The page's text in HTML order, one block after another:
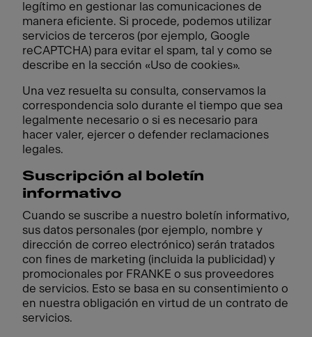
legítimo en gestionar las comunicaciones de
manera eficiente. Si procede, podemos utilizar
servicios de terceros (por ejemplo, Google
reCAPTCHA) para evitar el spam, tal y como se
describe en la sección «Uso de cookies».
Una vez resuelta su consulta, conservamos la
correspondencia solo durante el tiempo que sea
legalmente necesario o si es necesario para
hacer valer, ejercer o defender reclamaciones
legales.
Suscripción al boletín
informativo
Cuando se suscribe a nuestro boletín informativo,
sus datos personales (por ejemplo, nombre y
dirección de correo electrónico) serán tratados
con fines de marketing (incluida la publicidad) y
promocionales por FRANKE o sus proveedores
de servicios. Esto se basa en su consentimiento o
en nuestra obligación en virtud de un contrato de
servicios.